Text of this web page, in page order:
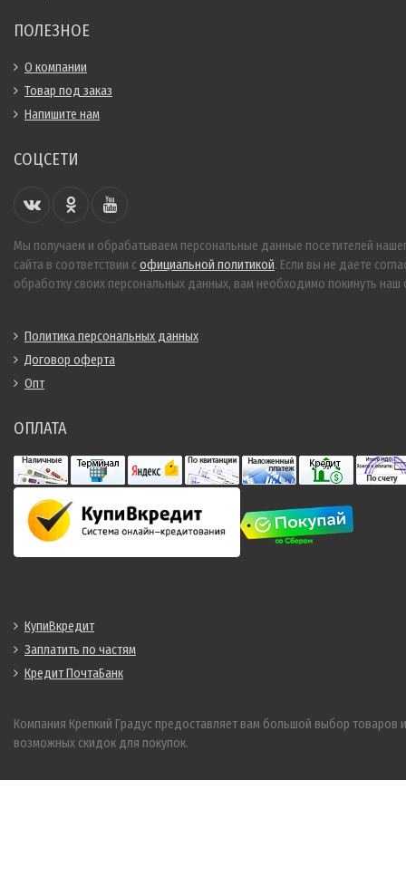
ПОЛЕЗНОЕ
О компании
Товар под заказ
Напишите нам
СОЦСЕТИ
Мы получаем и обрабатываем персональные данные посетителей
сайта в соответствии с официальной политикой. Если вы не даете
обработку своих персональных данных, вам необходимо покинуть наш
Политика персональных данных
Договор оферта
Опт
ОПЛАТА
КупиВкредит
Заплатить по частям
Кредит ПочтаБанк
Компания Крепкий Градус предоставляет вам большой выбор товаров и
возможных скидок для покупок.